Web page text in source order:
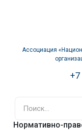
Ассоциация
+7
Нормативно-